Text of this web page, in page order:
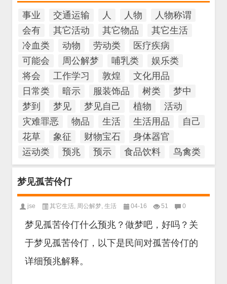
事业 交通运输 人 人物
人物称谓
会有
其它活动 其它物品
其它生活
冷血类
动物 劳动类
医疗疾病
可能会
周公解梦 哺乳类
娱乐类
将会
工作学习 敦煌
文化用品
日常类
暗示 服装饰品 树类
梦中
梦到
梦见 梦见自己 植物
活动
灾难罪恶
物品 生活 生活用品
自己
花草
象征 财物宝石
身体器官
运动类
预兆 预示 食品饮料 鸟禽类
梦见孤苦伶仃
jse 其它生活, 周公解梦, 生活 04-16 51 0
梦见孤苦伶仃什么预兆？做梦吧，好吗？关
于梦见孤苦伶仃，以下是民间对孤苦伶仃的
详细预兆解释。